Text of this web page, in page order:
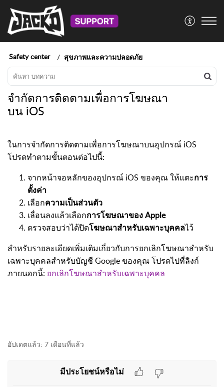
Safety center สุขภาพและความปลอดภัย
จำกัดการติดตามเพื่อการโฆษณา
บน iOS
ในการจำกัดการติดตามเพื่อการโฆษณาบนอุปกรณ์ iOS
โปรดทำตามขั้นตอนต่อไปนี้:
จากหน้าจอหลักของอุปกรณ์ iOS ของคุณ ให้แตะการ
ตั้งค่า
เลือกความเป็นส่วนตัว
เลื่อนลงแล้วเลือกการโฆษณาของ Apple
ตรวจสอบว่าได้ปิดโฆษณาสำหรับเฉพาะบุคคลไว้
สำหรับรายละเอียดเพิ่มเติมเกี่ยวกับการยกเลิกโฆษณาสำหรับ
เฉพาะบุคคลสำหรับบัญชี Google ของคุณ โปรดไปที่ลิงก์
ภายนอกนี้: ยกเลิกโฆษณาสำหรับเฉพาะบุคคล
อัปเดตแล้ว: 7 เดือนที่แล้ว
มีประโยชน์หรือไม่